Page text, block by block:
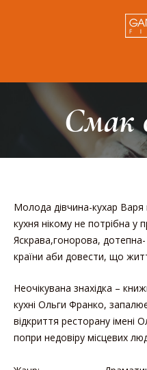
Смак
Молода дівчина-кухар Варя
кухня нікому не потрібна
Яскрава,гонорова, дотепна-
країни аби довести, що
Неочікувана знахідка –
кухні Ольги Франко,
відкриття ресторану імені
попри недовіру місцевих